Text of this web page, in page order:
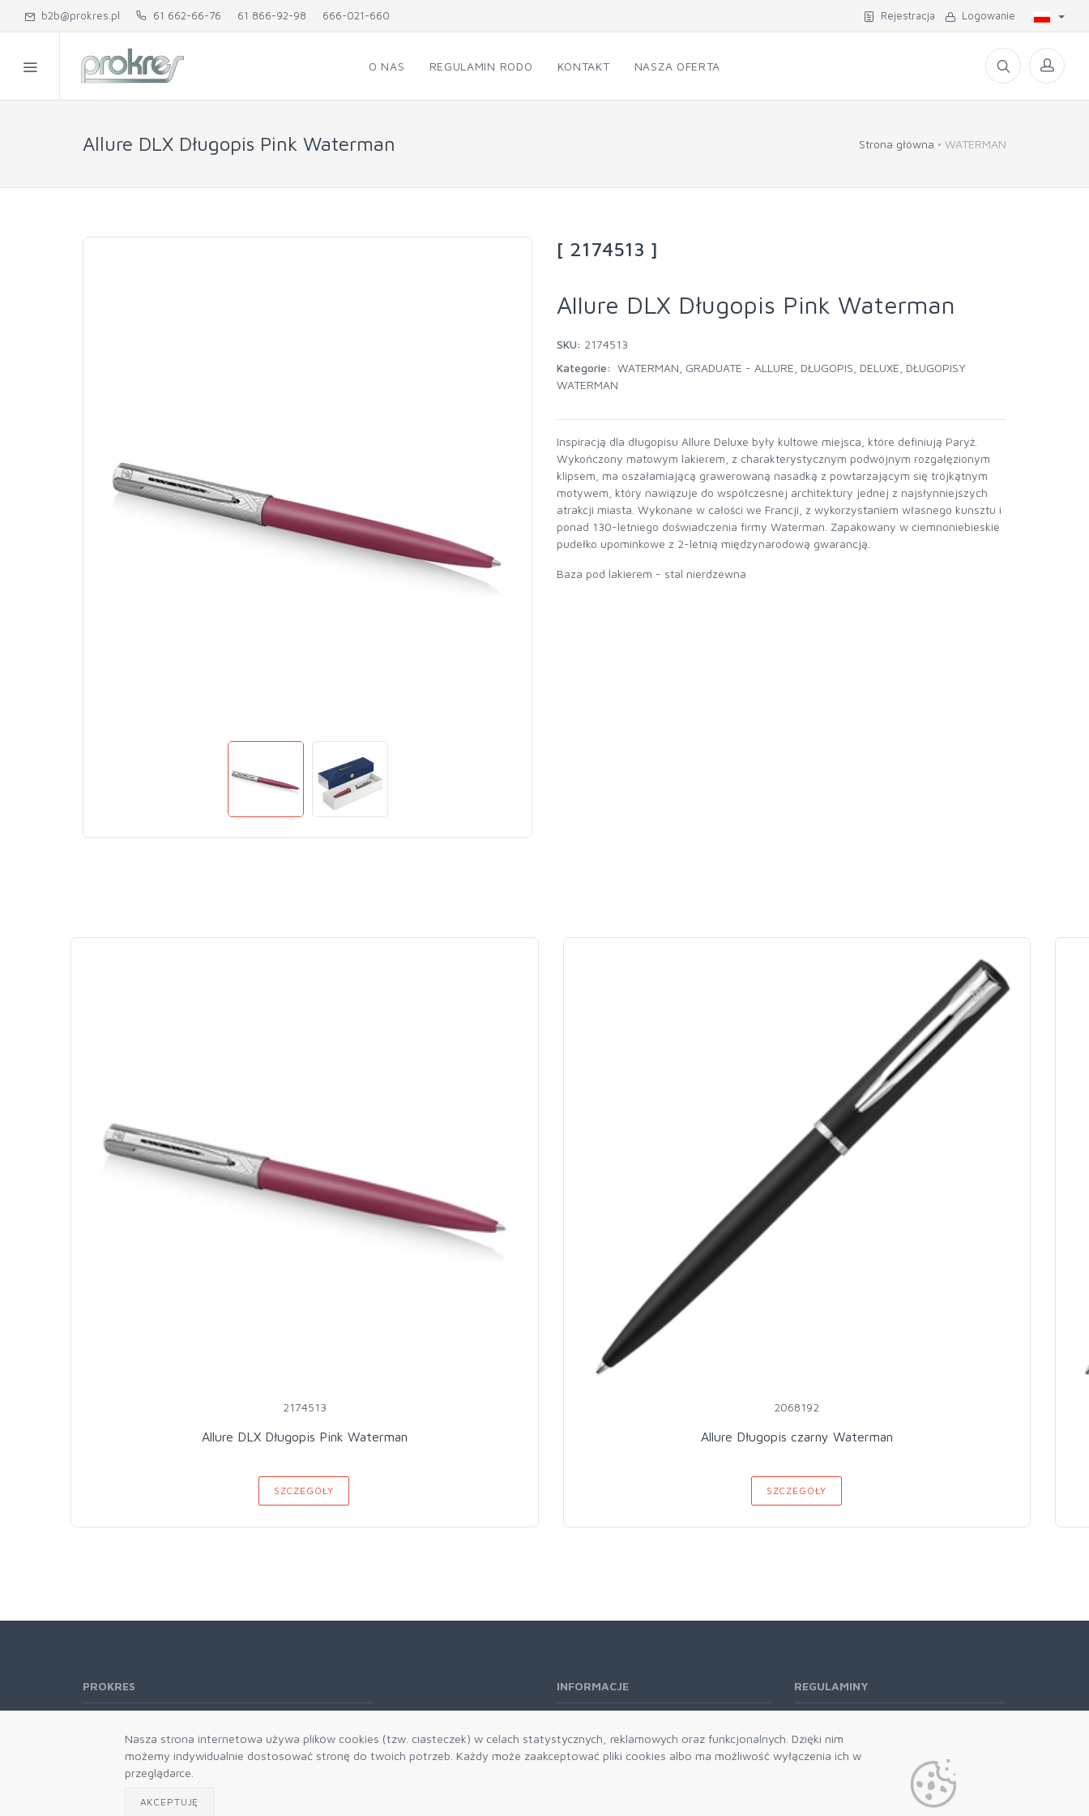
Nasza strona internetowa używa plików cookies (tzw. ciasteczek) w celach statystycznych, reklamowych oraz funkcjonalnych. Dzięki nim
możemy indywidualnie dostosować stronę do twoich potrzeb. Każdy może zaakceptować pliki cookies albo ma możliwość wyłączenia ich w
przeglądarce.
AKCEPTUJĘ
b2b@prokres.pl 61 662-66-76 61 866-92-98 666-021-660 Rejestracja Logowanie
O NAS REGULAMIN RODO KONTAKT NASZA OFERTA
Allure DLX Długopis Pink Waterman Strona główna WATERMAN
[ 2174513 ]
Allure DLX Długopis Pink Waterman
SKU: 2174513
Kategorie: WATERMAN GRADUATE - ALLURE DŁUGOPIS DELUXE DŁUGOPISY
WATERMAN
Inspiracją dla długopisu Allure Deluxe były kultowe miejsca, które definiują Paryż.
Wykończony matowym lakierem, z charakterystycznym podwójnym rozgałęzionym
klipsem, ma oszałamiającą grawerowaną nasadką z powtarzającym się trójkątnym
motywem, który nawiązuje do współczesnej architektury jednej z najsłynniejszych
atrakcji miasta. Wykonane w całości we Francji, z wykorzystaniem własnego kunsztu i
ponad 130-letniego doświadczenia firmy Waterman. Zapakowany w ciemnoniebieskie
pudełko upominkowe z 2-letnią międzynarodową gwarancją.
Baza pod lakierem - stal nierdzewna
2174513
Allure DLX Długopis Pink Waterman
SZCZEGÓŁY
2068192
Allure Długopis czarny Waterman
SZCZEGÓŁY
PROKRES
61 866-92-98
666-021-660
Dział handlowy email: prokres@prokres.pl
INFORMACJE
Kontakt
REGULAMINY